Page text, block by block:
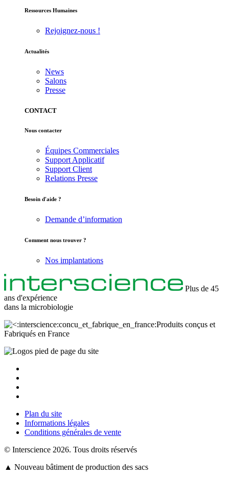
Ressources Humaines
Rejoignez-nous !
Actualités
News
Salons
Presse
CONTACT
Nous contacter
Équipes Commerciales
Support Applicatif
Support Client
Relations Presse
Besoin d'aide ?
Demande d’information
Comment nous trouver ?
Nos implantations
Plus de 45
ans d'expérience
dans la microbiologie
Produits conçus et
Fabriqués en France
Plan du site
Informations légales
Conditions générales de vente
© Interscience 2026. Tous droits réservés
▲ Nouveau bâtiment de production des sacs